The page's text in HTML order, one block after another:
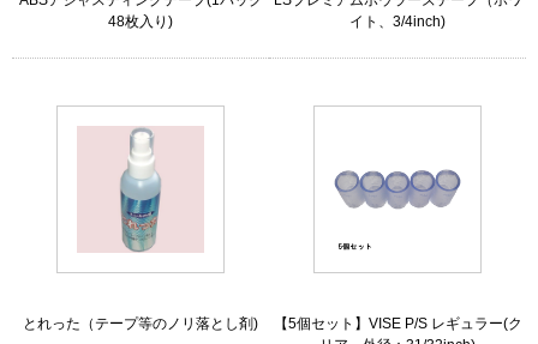
48枚入り)
イト、3/4inch)
とれった（テープ等のノリ落とし剤)
【5個セット】VISE P/S レギュラー(ク